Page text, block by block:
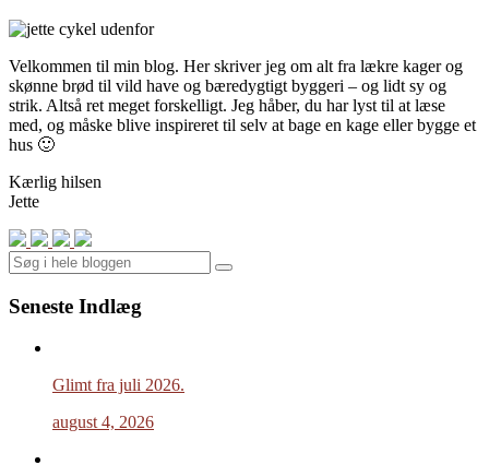
Velkommen til min blog. Her skriver jeg om alt fra lækre kager og
skønne brød til vild have og bæredygtigt byggeri – og lidt sy og
strik. Altså ret meget forskelligt. Jeg håber, du har lyst til at læse
med, og måske blive inspireret til selv at bage en kage eller bygge et
hus 🙂
Kærlig hilsen
Jette
Search
Seneste Indlæg
Glimt fra juli 2026.
august 4, 2026